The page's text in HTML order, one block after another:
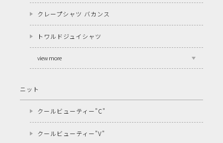
クレープシャツ バカンス
トワルドジュイシャツ
view more
ニット
クールビューティー"C"
クールビューティー"V"